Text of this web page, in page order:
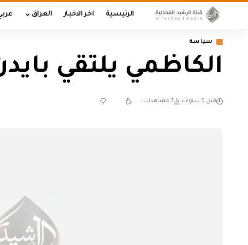
الرئيسية اخر الاخبار العراق
سياسة
الكاظمي يلتقي
قبل 5 سنوات 7 مشاهدات